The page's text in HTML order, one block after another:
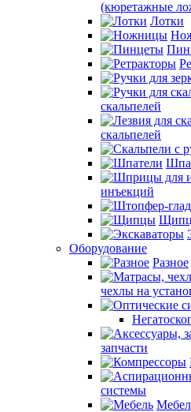
(кюретажные
Лотки
скальпелей
скальпелей
инъекций
Оборудование
Разное
чехлы на
запчасти
системы